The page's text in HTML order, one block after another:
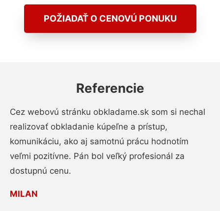
POŽIADAŤ O CENOVÚ PONUKU
Referencie
Cez webovú stránku obkladame.sk som si nechal
realizovať obkladanie kúpeľne a prístup,
komunikáciu, ako aj samotnú prácu hodnotím
veľmi pozitívne. Pán bol veľký profesionál za
dostupnú cenu.
MILAN